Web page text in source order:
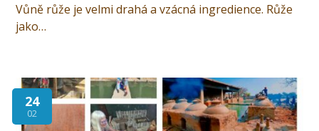
Vůně růže je velmi drahá a vzácná ingredience. Růže
jako…
24
02